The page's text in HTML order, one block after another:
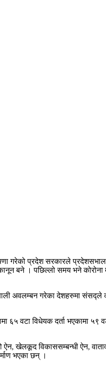
गरेको प्रदेश सरकारले
बने । पछिल्लो समय भने
अवलम्बन गरेका देशहरुमा संसद्ले
वटा विधेयक दर्ता भएकामा ५९
ऐन, खेलकूद विकाससम्बन्धी ऐन,
भएका छन् ।